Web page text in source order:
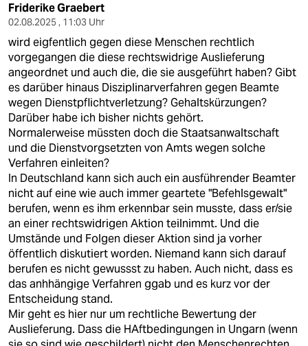
Friderike Graebert
02.08.2025 , 11:03 Uhr
wird eigfentlich gegen diese Menschen rechtlich
vorgegangen die diese rechtswidrige Auslieferung
angeordnet und auch die, die sie ausgeführt haben? Gibt
es darüber hinaus Disziplinarverfahren gegen Beamte
wegen Dienstpflichtverletzung? Gehaltskürzungen?
Darüber habe ich bisher nichts gehört.
Normalerweise müssten doch die Staatsanwaltschaft
und die Dienstvorgsetzten von Amts wegen solche
Verfahren einleiten?
In Deutschland kann sich auch ein ausführender Beamter
nicht auf eine wie auch immer geartete "Befehlsgewalt"
berufen, wenn es ihm erkennbar sein musste, dass er/sie
an einer rechtswidrigen Aktion teilnimmt. Und die
Umstände und Folgen dieser Aktion sind ja vorher
öffentlich diskutiert worden. Niemand kann sich darauf
berufen es nicht gewussst zu haben. Auch nicht, dass es
das anhhängige Verfahren ggab und es kurz vor der
Entscheidung stand.
Mir geht es hier nur um rechtliche Bewertung der
Auslieferung. Dass die HAftbedingungen in Ungarn (wenn